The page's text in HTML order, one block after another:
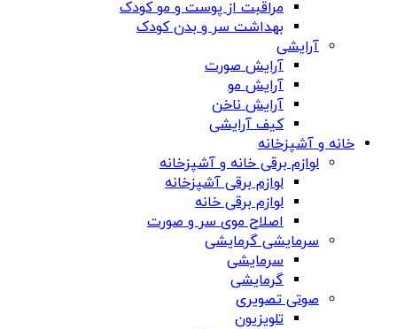
مراقبت از پوست و مو کودک
بهداشت سر و بدن کودک
آرایشی
آرایش صورت
آرایش مو
آرایش ناخن
کیف آرایشی
خانه و آشپزخانه
لوازم برقی خانه و آشپزخانه
لوازم برقی آشپزخانه
لوازم برقی خانه
اصلاح موی سر و صورت
سرمایشی گرمایشی
سرمایشی
گرمایشی
صوتی تصویری
تلویزیون